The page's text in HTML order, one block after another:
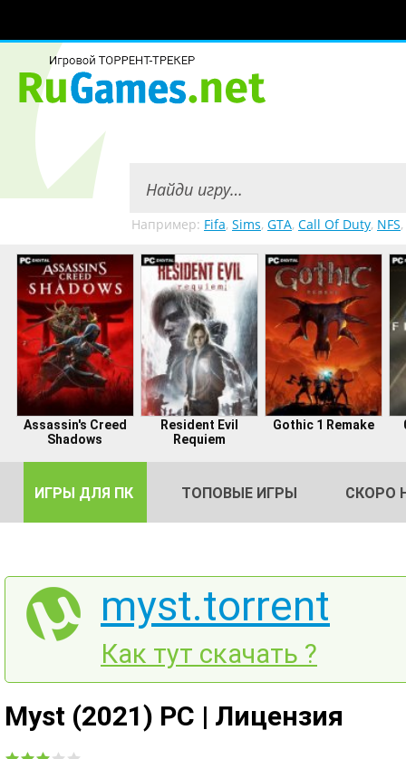
Например: Fifa, Sims, GTA, Call Of Duty, NFS,
Assassin's Creed
Shadows
Resident Evil
Requiem
Gothic 1 Remake
ИГРЫ ДЛЯ ПК ТОПОВЫЕ ИГРЫ СКОРО
myst.torrent
Как тут скачать ?
Myst (2021) PC | Лицензия